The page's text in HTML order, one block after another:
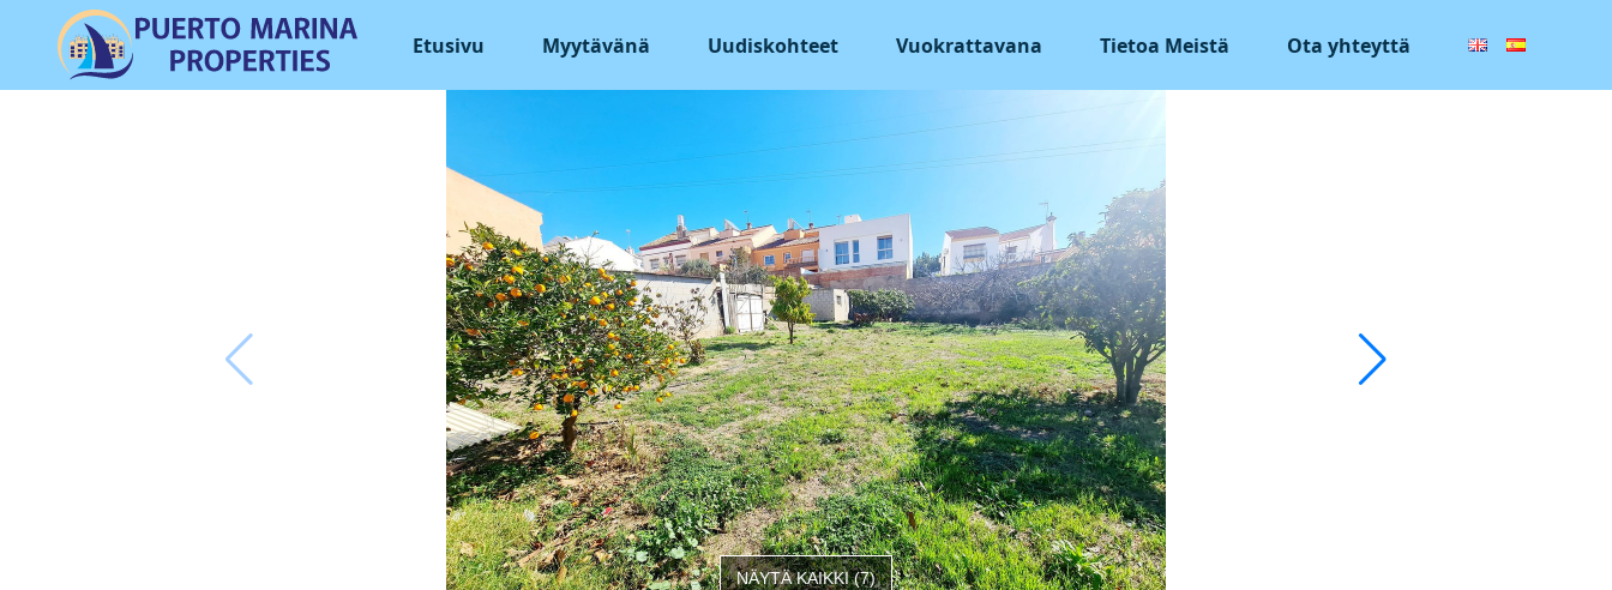
Etusivu Myytävänä Uudiskohteet Vuokrattavana Tietoa Meistä Ota yhteyttä
NÄYTÄ KAIKKI(7)